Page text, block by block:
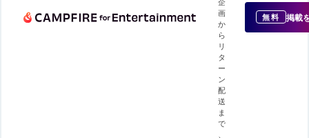
画
か
ら
リ
タ
ー
ン
配
送
ま
で
無料 掲載